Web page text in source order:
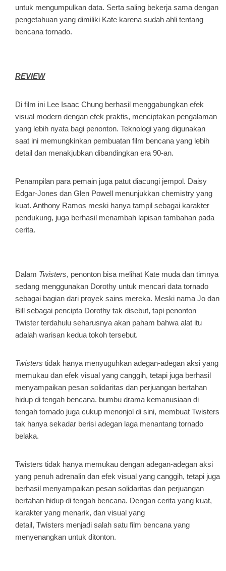
untuk mengumpulkan data. Serta saling bekerja sama dengan
pengetahuan yang dimiliki Kate karena sudah ahli tentang
bencana tornado.
REVIEW
Di film ini Lee Isaac Chung berhasil menggabungkan efek
visual modern dengan efek praktis, menciptakan pengalaman
yang lebih nyata bagi penonton. Teknologi yang digunakan
saat ini memungkinkan pembuatan film bencana yang lebih
detail dan menakjubkan dibandingkan era 90-an.
Penampilan para pemain juga patut diacungi jempol. Daisy
Edgar-Jones dan Glen Powell menunjukkan chemistry yang
kuat. Anthony Ramos meski hanya tampil sebagai karakter
pendukung, juga berhasil menambah lapisan tambahan pada
cerita.
Dalam Twisters, penonton bisa melihat Kate muda dan timnya
sedang menggunakan Dorothy untuk mencari data tornado
sebagai bagian dari proyek sains mereka. Meski nama Jo dan
Bill sebagai pencipta Dorothy tak disebut, tapi penonton
Twister terdahulu seharusnya akan paham bahwa alat itu
adalah warisan kedua tokoh tersebut.
Twisters tidak hanya menyuguhkan adegan-adegan aksi yang
memukau dan efek visual yang canggih, tetapi juga berhasil
menyampaikan pesan solidaritas dan perjuangan bertahan
hidup di tengah bencana. bumbu drama kemanusiaan di
tengah tornado juga cukup menonjol di sini, membuat Twisters
tak hanya sekadar berisi adegan laga menantang tornado
belaka.
Twisters tidak hanya memukau dengan adegan-adegan aksi
yang penuh adrenalin dan efek visual yang canggih, tetapi juga
berhasil menyampaikan pesan solidaritas dan perjuangan
bertahan hidup di tengah bencana. Dengan cerita yang kuat,
karakter yang menarik, dan visual yang
detail, Twisters menjadi salah satu film bencana yang
menyenangkan untuk ditonton.